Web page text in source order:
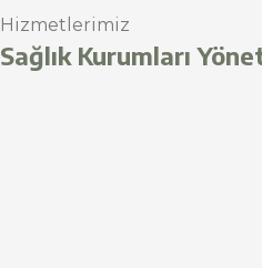
Hizmetlerimiz
Sağlık Kurumları